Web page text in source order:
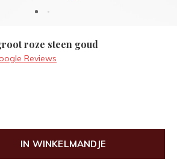
roze steen goud
Reviews
IN WINKELMANDJE